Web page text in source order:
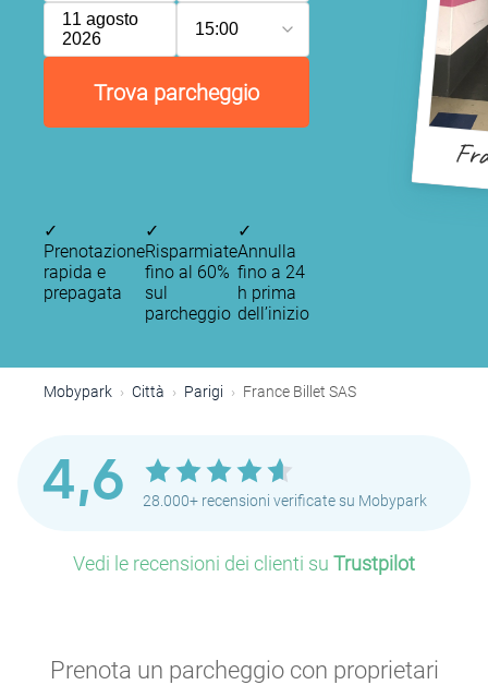
11 agosto
2026
15:00
Trova parcheggio
✓
Prenotazione
rapida e
prepagata
✓
Risparmiate
fino al 60%
sul
parcheggio
✓
Annulla
fino a 24
h prima
dell’inizio
Mobypark Città Parigi France Billet SAS
4,6 28.000+ recensioni verificate su Mobypark
Vedi le recensioni dei clienti su Trustpilot
Prenota un parcheggio con proprietari